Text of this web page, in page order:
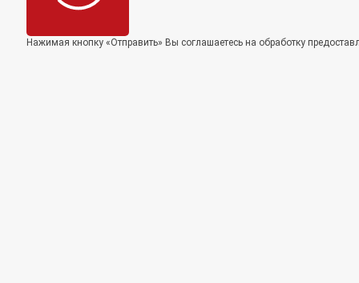
Нажимая кнопку «Отправить» Вы соглашаетесь на обработку